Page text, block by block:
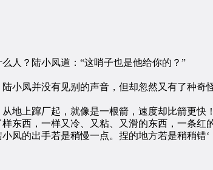
人？陆小凤道：“这哨子也是他给你的？”
凤并没有见别的声音，但却忽然又有了种奇
上蹿厂起，就像是一根箭，速度却比箭更快
西，一样又冷、又粘、又滑的东西，一条红
凤的出手若是稍慢一点。捏的地方若是稍稍错‘